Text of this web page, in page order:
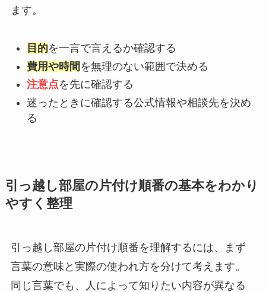
ます。
目的を一言で言えるか確認する
費用や時間 を無理のない範囲で決める
注意点を先に確認する
迷ったときに確認する公式情報や相談先を決め
る
引っ越し部屋の片付け順番の基本をわかり
やすく整理
引っ越し部屋の片付け順番を理解するには、まず
言葉の意味と実際の使われ方を分けて考えます。
同じ言葉でも、人によって知りたい内容が異なる